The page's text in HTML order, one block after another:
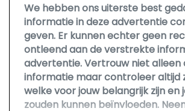
Interieur
Achterbank neerklapbaar
Airco
Bestuurdersstoel in hoogte
Elektrische ramen voor
We hebben ons uiterste best
informatie in deze advertentie
geven. Er kunnen echter geen
ontleend aan de verstrekte
advertentie. Vertrouw niet alleen
informatie maar controleer altijd
welke voor jouw belangrijk zijn en
zouden kunnen beïnvloeden.